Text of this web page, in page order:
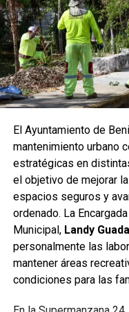
credencial permitirá a
Social en la nueva
Sistema de Movilidad
(MOBI), y
sistema se expanda.
única e intransferible,
documentación básica
comprobante de
según cada modalidad.
Asimismo, se destacó
puede tramitar el
aún no lo tengan, lo
un solo lugar, con
adicionales.
La Ruta 27, de 64
habitacionales con
infraestructura del
El Ayuntamiento de
mantenimiento urbano
estratégicas en
el objetivo de mejorar
espacios seguros y
ordenado. La
Municipal, Landy
personalmente las
mantener áreas
condiciones para las